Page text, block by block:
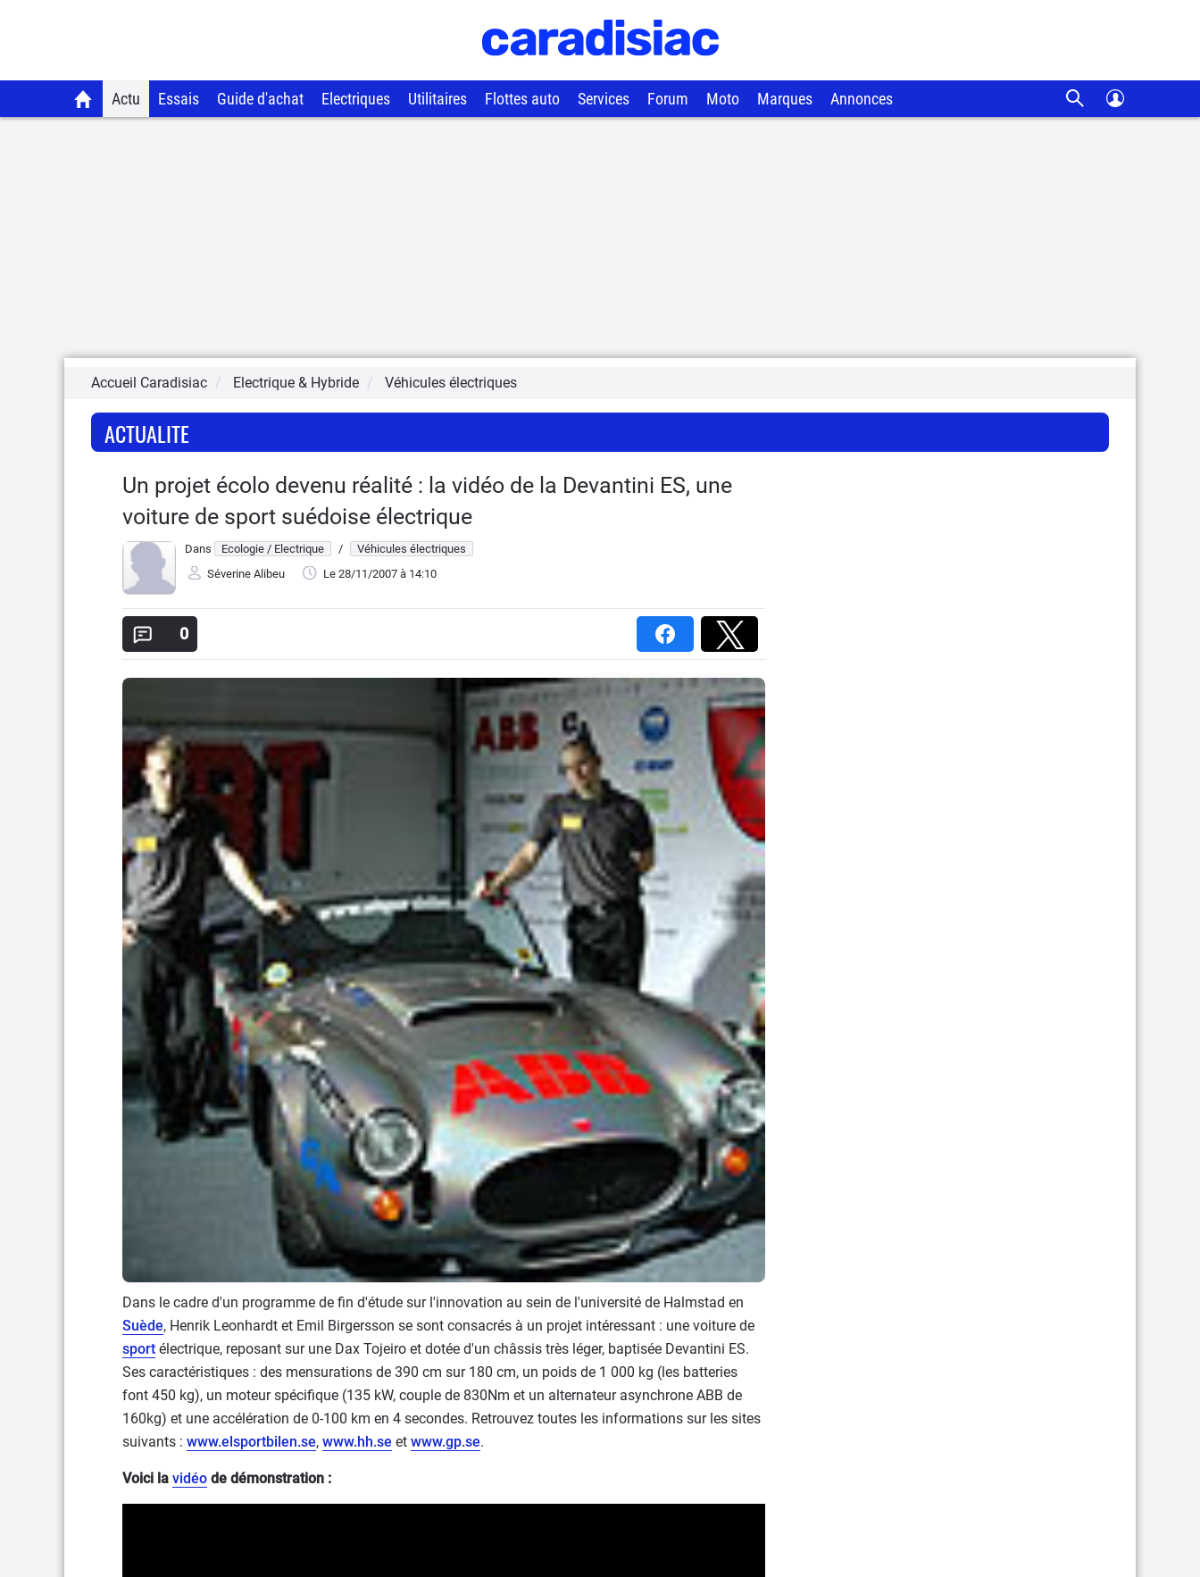
Actu Essais Guide d'achat Electriques Utilitaires Flottes auto Services Forum Moto Marques Annonces
Accueil Caradisiac Electrique & Hybride Véhicules électriques
ACTUALITE
Un projet écolo devenu réalité : la vidéo de la Devantini ES, une
voiture de sport suédoise électrique
Dans Ecologie / Electrique /
Véhicules électriques
Séverine Alibeu
Le 28/11/2007 à 14:10
0
Dans le cadre d'un programme de fin d'étude sur l'innovation au sein de l'université de Halmstad en
Suède, Henrik Leonhardt et Emil Birgersson se sont consacrés à un projet intéressant : une voiture de
sport électrique, reposant sur une Dax Tojeiro et dotée d'un châssis très léger, baptisée Devantini ES.
Ses caractéristiques : des mensurations de 390 cm sur 180 cm, un poids de 1 000 kg (les batteries
font 450 kg), un moteur spécifique (135 kW, couple de 830Nm et un alternateur asynchrone ABB de
160kg) et une accélération de 0-100 km en 4 secondes. Retrouvez toutes les informations sur les sites
suivants : www.elsportbilen.se, www.hh.se et www.gp.se.
Voici la vidéo de démonstration :